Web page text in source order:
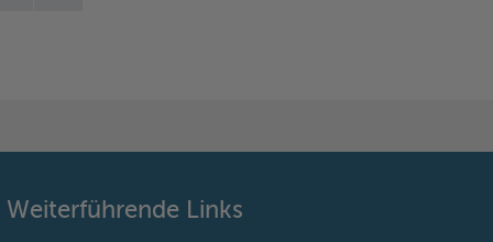
Weiterführende Links